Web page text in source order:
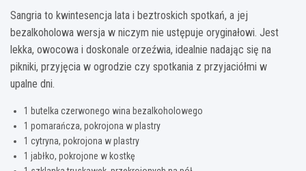
Sangria to kwintesencja lata i beztroskich spotkań, a jej
bezalkoholowa wersja w niczym nie ustępuje oryginałowi. Jest
lekka, owocowa i doskonale orzeźwia, idealnie nadając się na
pikniki, przyjęcia w ogrodzie czy spotkania z przyjaciółmi w
upalne dni.
1 butelka czerwonego wina bezalkoholowego
1 pomarańcza, pokrojona w plastry
1 cytryna, pokrojona w plastry
1 jabłko, pokrojone w kostkę